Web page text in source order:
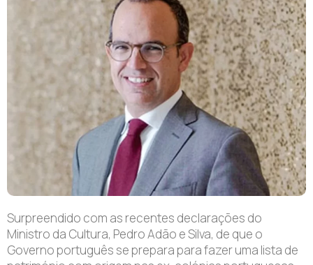
Surpreendido com as recentes declarações do
Ministro da Cultura, Pedro Adão e Silva, de que o
Governo português se prepara para fazer uma lista de